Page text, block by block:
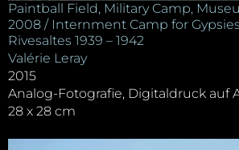
Paintball Field, Military Camp,
2008 / Internment Camp for
Rivesaltes 1939 – 1942
Valérie Leray
2015
Analog-Fotografie, Digitaldruck auf
28 x 28 cm